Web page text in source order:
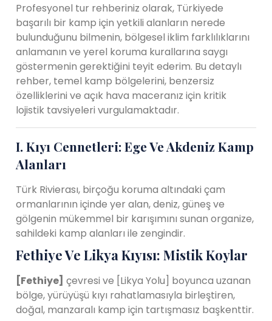
Profesyonel tur rehberiniz olarak, Türkiyede
başarılı bir kamp için yetkili alanların nerede
bulunduğunu bilmenin, bölgesel iklim farklılıklarını
anlamanın ve yerel koruma kurallarına saygı
göstermenin gerektiğini teyit ederim. Bu detaylı
rehber, temel kamp bölgelerini, benzersiz
özelliklerini ve açık hava maceranız için kritik
lojistik tavsiyeleri vurgulamaktadır.
I. Kıyı Cennetleri: Ege Ve Akdeniz Kamp
Alanları
Türk Rivierası, birçoğu koruma altındaki çam
ormanlarının içinde yer alan, deniz, güneş ve
gölgenin mükemmel bir karışımını sunan organize,
sahildeki kamp alanları ile zengindir.
Fethiye Ve Likya Kıyısı: Mistik Koylar
[Fethiye] çevresi ve [Likya Yolu] boyunca uzanan
bölge, yürüyüşü kıyı rahatlamasıyla birleştiren,
doğal, manzaralı kamp için tartışmasız başkenttir.